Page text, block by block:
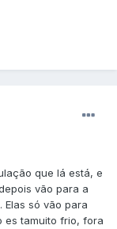
que lá está, e
vão para a
só vão para
es tamuito frio, fora